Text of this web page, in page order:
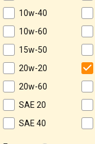
10w-40
10w-60
15w-50
20w-20
20w-60
SAE 20
SAE 40